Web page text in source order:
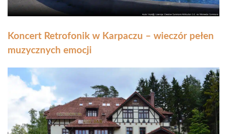
Koncert Retrofonik w Karpaczu – wieczór pełen
muzycznych emocji